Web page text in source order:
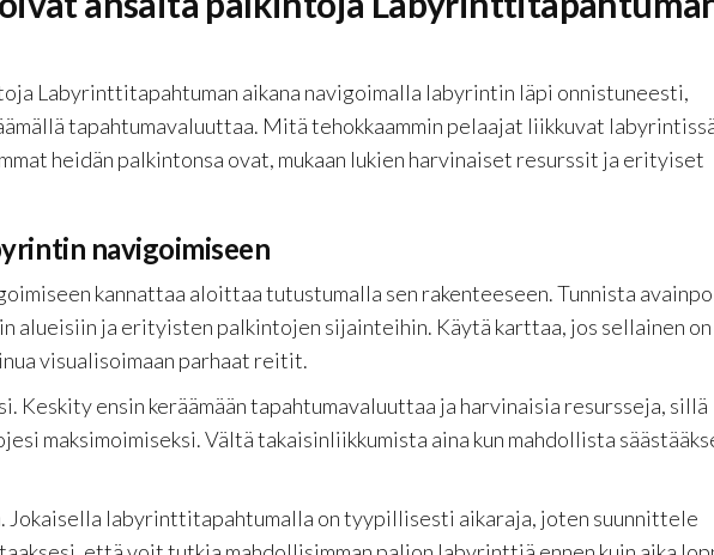
Labyrinttitapahtuman aikana navigoimalla labyrintin läpi onnistuneesti,
tapahtumavaluuttaa. Mitä tehokkaammin pelaajat liikkuvat
heidän palkintonsa ovat, mukaan lukien harvinaiset resurssit ja erityiset
navigoimiseen
kannattaa aloittaa tutustumalla sen rakenteeseen. Tunnista
alueisiin ja erityisten palkintojen sijainteihin. Käytä karttaa, jos sellainen on
visualisoimaan parhaat reitit.
Keskity ensin keräämään tapahtumavaluuttaa ja harvinaisia resursseja, sillä
maksimoimiseksi. Vältä takaisinliikkumista aina kun mahdollista
Jokaisella labyrinttitapahtumalla on tyypillisesti aikaraja, joten suunnittele